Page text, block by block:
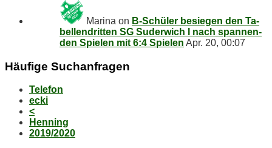
Marina on B‑Schüler be­sie­gen den Ta­
bel­len­drit­ten SG Su­der­wich I nach span­nen­
den Spie­len mit 6:4 Spielen Apr. 20, 00:07
Häu­fi­ge Suchanfragen
Telefon
ecki
<
Henning
2019/2020